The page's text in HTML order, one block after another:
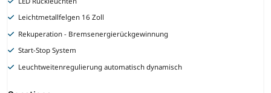
Leichtmetallfelgen 16 Zoll
Rekuperation - Bremsenergierückgewinnung
Start-Stop System
Leuchtweitenregulierung automatisch dynamisch